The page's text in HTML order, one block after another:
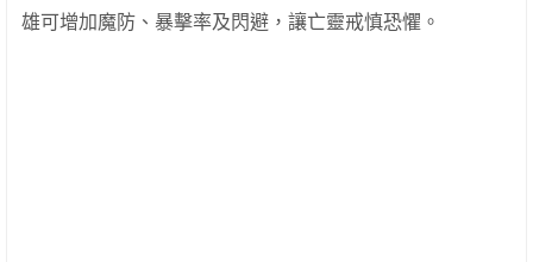
雄可增加魔防、暴擊率及閃避，讓亡靈戒慎恐懼。